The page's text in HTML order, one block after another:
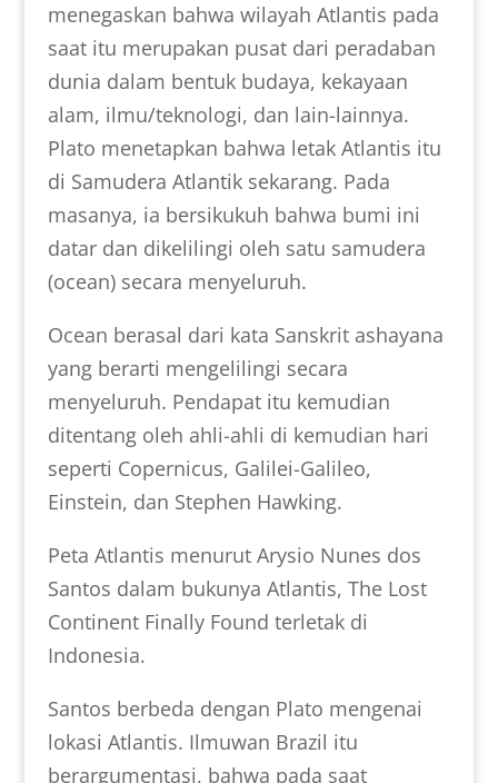
menegaskan bahwa wilayah Atlantis pada
saat itu merupakan pusat dari peradaban
dunia dalam bentuk budaya, kekayaan
alam, ilmu/teknologi, dan lain-lainnya.
Plato menetapkan bahwa letak Atlantis itu
di Samudera Atlantik sekarang. Pada
masanya, ia bersikukuh bahwa bumi ini
datar dan dikelilingi oleh satu samudera
(ocean) secara menyeluruh.
Ocean berasal dari kata Sanskrit ashayana
yang berarti mengelilingi secara
menyeluruh. Pendapat itu kemudian
ditentang oleh ahli-ahli di kemudian hari
seperti Copernicus, Galilei-Galileo,
Einstein, dan Stephen Hawking.
Peta Atlantis menurut Arysio Nunes dos
Santos dalam bukunya Atlantis, The Lost
Continent Finally Found terletak di
Indonesia.
Santos berbeda dengan Plato mengenai
lokasi Atlantis. Ilmuwan Brazil itu
berargumentasi, bahwa pada saat